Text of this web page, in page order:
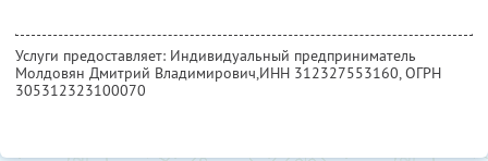
Услуги предоставляет: Индивидуальный предприниматель
Молдовян Дмитрий Владимирович,ИНН 312327553160, ОГРН
305312323100070